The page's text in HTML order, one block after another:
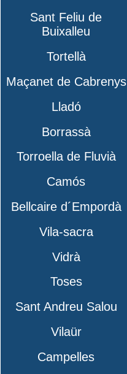
Sant Feliu de
Buixalleu
Tortellà
Maçanet de Cabrenys
Lladó
Borrassà
Torroella de Fluvià
Camós
Bellcaire d´Empordà
Vila-sacra
Vidrà
Toses
Sant Andreu Salou
Vilaür
Campelles